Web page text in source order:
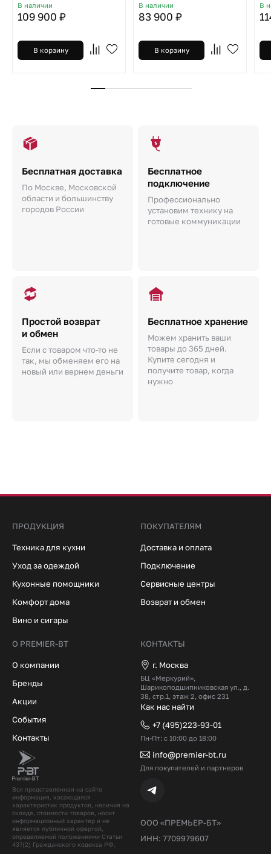
В наличии
109 900 ₽
В корзину
В наличии
83 900 ₽
В корзину
В
Бесплатная доставка
По Москве, Московской
области и большинству
городов России
Бесплатное
подключение
Профессионально
установим технику на
готовые коммуникации
Простой возврат
и обмен
Если с товаром что-то не
так, мы обменяем его на
новый или вернем деньги
Бесплатное хранение
Можем хранить ваши
товары до 365 дней.
Купите сегодня и
получите товар, когда
нужно
Вся представленная на сайте
информация, касающаяся
характеристик продуктов, наличия на
складе, стоимости товаров, носит
информационный характер и не
является публичной офертой,
определяемой положениями Статьи
437(2) Гражданского кодекcа РФ.
ООО «ПРЕМЬЕР-БТ»
ИНН: 7709979607
ПРОДУКЦИЯ
Техника для кухни
Уход за одеждой
Кухонные помощники
Комфорт дома
Вино и сигары
ПОКУПАТЕЛЯМ
Доставка и оплата
Подключение
Сервисные центры
Возврат и обмен
О PREMIER-BT
О компании
Бренды
Акции
События
Контакты
КОНТАКТЫ
г. Москва
БЦ «Меркурий»,
Шарикоподшипниковская ул., д.
38, стр.1, этаж 2, офис 231
Как нас найти
+7 (495)223-93-01
Пн-Пт: с 10:00 до 18:00
info@premier-bt.ru
Для покупателей и партнеров